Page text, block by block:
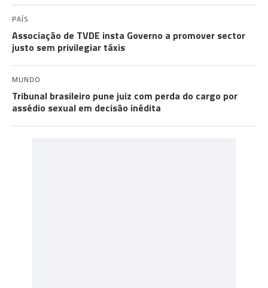
PAÍS
Associação de TVDE insta Governo a promover sector
justo sem privilegiar táxis
MUNDO
Tribunal brasileiro pune juiz com perda do cargo por
assédio sexual em decisão inédita